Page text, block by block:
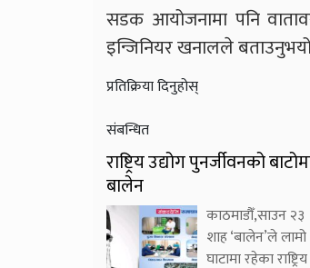
सडक आयोजनामा पनि
इन्जिनियर खनालले
प्रतिक्रिया दिनुहोस्
संबन्धित
राष्ट्रिय उद्योग पुनर्जीवनको
बालेन
काठमाडौँ,साउन २३ ।
शाह ‘बालेन’ले
घाटामा रहेका